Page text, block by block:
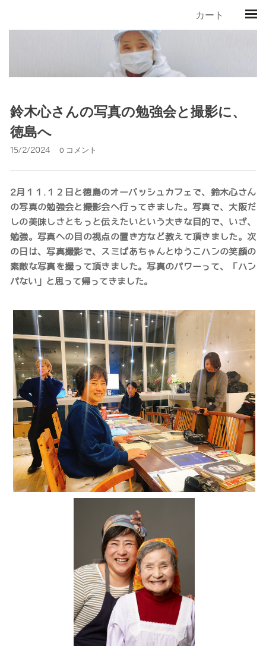
カート
鈴木心さんの写真の勉強会と撮影に、
徳島へ
15/2/2024 0 コメント
2月１１.１２日と徳島のオーバッシュカフェで、鈴木心さん
の写真の勉強会と撮影会へ行ってきました。写真で、大阪だ
しの美味しさともっと伝えたいという大きな目的で、いざ、
勉強。写真への目の視点の置き方など教えて頂きました。次
の日は、写真撮影で、スミばあちゃんとゆうこハンの笑顔の
素敵な写真を撮って頂きました。写真のパワーって、「ハン
パない」と思って帰ってきました。